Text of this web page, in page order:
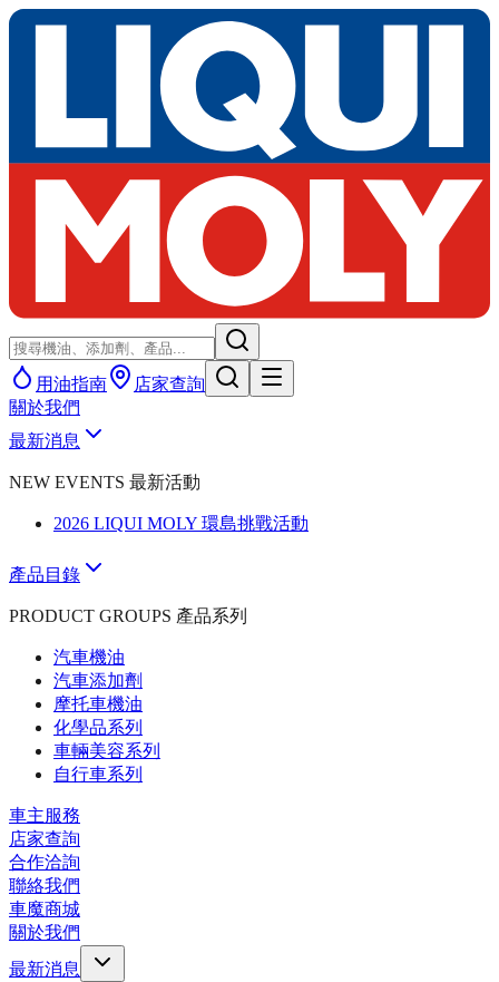
用油指南
店家查詢
關於我們
最新消息
NEW EVENTS 最新活動
2026 LIQUI MOLY 環島挑戰活動
產品目錄
PRODUCT GROUPS 產品系列
汽車機油
汽車添加劑
摩托車機油
化學品系列
車輛美容系列
自行車系列
車主服務
店家查詢
合作洽詢
聯絡我們
車魔商城
關於我們
最新消息